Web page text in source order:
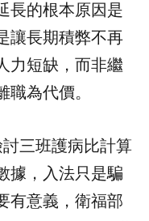
長的根本原因是
讓長期積弊不再
力短缺，而非繼
為代價。
三班護病比計算
據，入法只是騙
有意義，衛福部